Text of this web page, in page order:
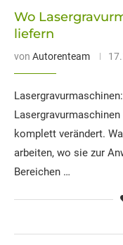
Wo
liefern
von Autorenteam
komplett verändert.
arbeiten, wo sie zur
Bereichen …